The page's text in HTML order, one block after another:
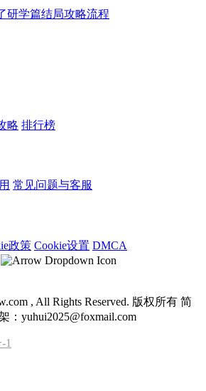
研学篇结局攻略流程
略 排行榜
常见问题与客服
政策 Cookie设置 DMCA
, All Rights Reserved. 版权所有 简
：yuhui2025@foxmail.com
1